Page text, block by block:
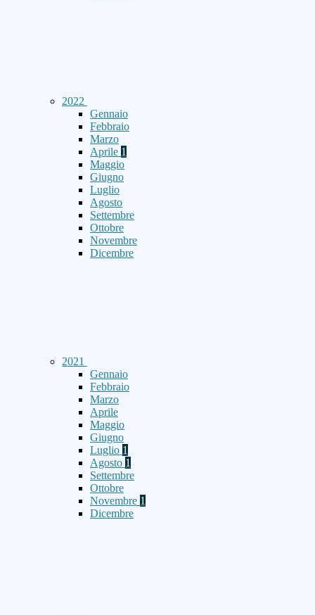
2022
Gennaio
Febbraio
Marzo
Aprile 1
Maggio
Giugno
Luglio
Agosto
Settembre
Ottobre
Novembre
Dicembre
2021
Gennaio
Febbraio
Marzo
Aprile
Maggio
Giugno
Luglio 1
Agosto 1
Settembre
Ottobre
Novembre 1
Dicembre